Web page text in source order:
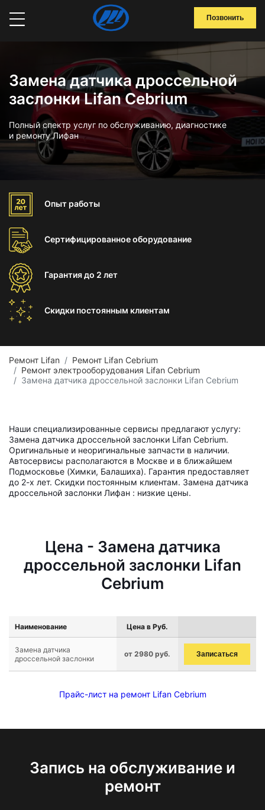
Позвонить
Замена датчика дроссельной
заслонки Lifan Cebrium
Полный спектр услуг по обслуживанию, диагностике
и ремонту Лифан
Опыт работы
Сертифицированноеоборудование
Гарантиядо 2 лет
Скидки постоянным клиентам
Ремонт Lifan
Ремонт Lifan Cebrium
Ремонт электрооборудования Lifan Cebrium
Замена датчика дроссельной заслонки Lifan Cebrium
Наши специализированные сервисы предлагают услугу:
Замена датчика дроссельной заслонки Lifan Cebrium.
Оригинальные и неоригинальные запчасти в наличии.
Автосервисы располагаются в Москве и в ближайшем
Подмосковье (Химки, Балашиха). Гарантия предоставляет
до 2-х лет. Скидки постоянным клиентам. Замена датчика
дроссельной заслонки Лифан : низкие цены.
Цена - Замена датчика
дроссельной заслонки Lifan
Cebrium
Наименование Цена в Руб.
Замена датчика
дроссельной заслонки
от 2980 руб. Записаться
Прайс-лист на ремонт Lifan Cebrium
Запись на обслуживание и
ремонт